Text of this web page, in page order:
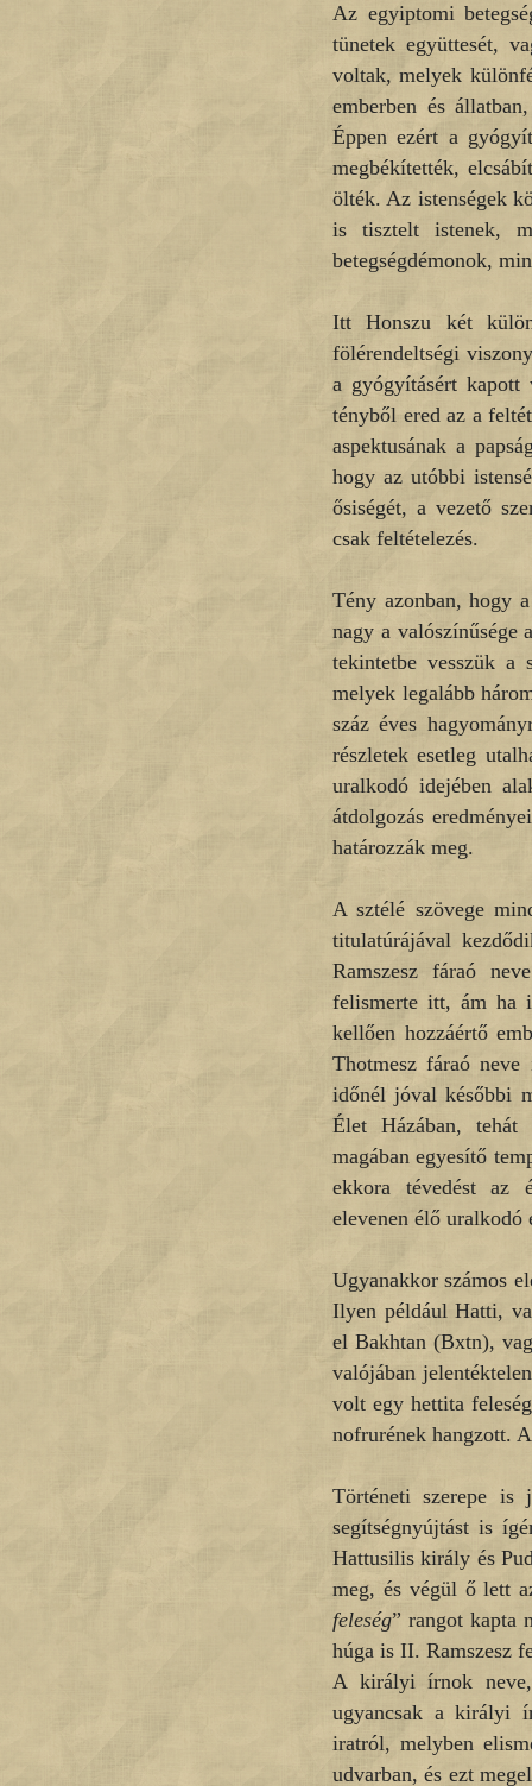
Az egyiptomi
tünetek együttesét,
voltak, melyek
emberben és
Éppen ezért a
megbékítették,
ölték. Az istenségek
is tisztelt istenek,
betegségdémonok,
Itt Honszu két
fölérendeltségi
a gyógyításért kapott
tényből ered az a
aspektusának a
hogy az utóbbi
ősiségét, a vezető
csak feltételezés.
Tény azonban, hogy
nagy a valószínűsége
tekintetbe vesszük a
melyek legalább
száz éves
részletek esetleg
uralkodó idejében
átdolgozás
határozzák meg.
A sztélé szövege
titulatúrájával
Ramszesz fáraó
felismerte itt, ám ha
kellően hozzáértő
Thotmesz fáraó
időnél jóval későbbi
Élet Házában, tehát
magában egyesítő
ekkora tévedést az
elevenen élő uralkodó
Ugyanakkor számos
Ilyen például Hatti,
el Bakhtan (Bxtn),
valójában
volt egy hettita
nofrurének hangzott.
Történeti szerepe is
segítségnyújtást is
Hattusilis király és
meg, és végül ő lett
feleség” rangot kapta
húga is II. Ramszesz
A királyi írnok
ugyancsak a királyi
iratról, melyben
udvarban, és ezt